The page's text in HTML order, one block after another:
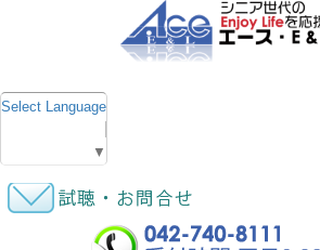
Select Language
▼